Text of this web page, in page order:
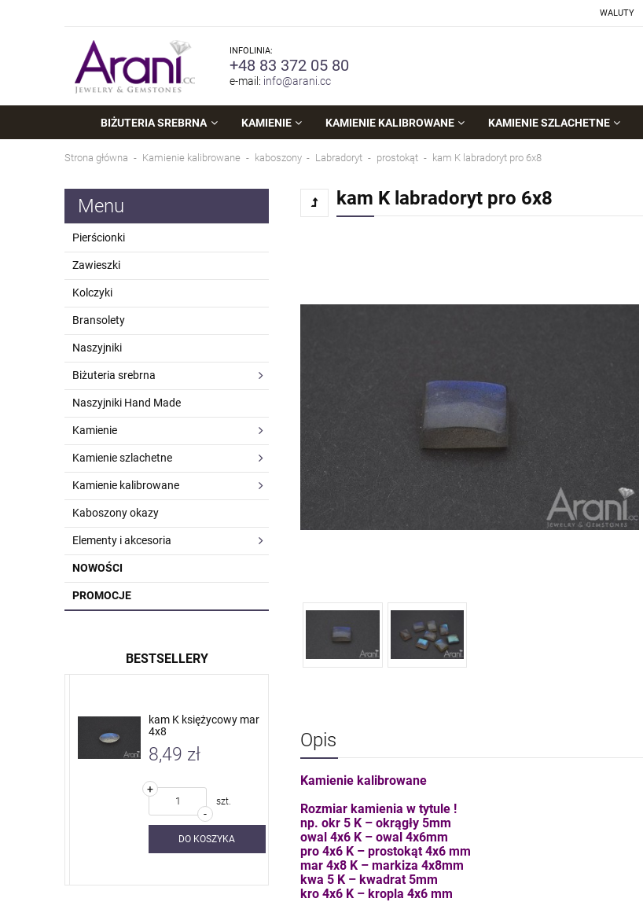
WALUTY
INFOLINIA:
+48 83 372 05 80
e-mail: info@arani.cc
BIŻUTERIA SREBRNA KAMIENIE KAMIENIE KALIBROWANE KAMIENIE SZLACHETNE
Strona główna Kamienie kalibrowane kaboszony Labradoryt prostokąt kam K labradoryt pro 6x8
Menu
Pierścionki
Zawieszki
Kolczyki
Bransolety
Naszyjniki
Biżuteria srebrna
Naszyjniki Hand Made
Kamienie
Kamienie szlachetne
Kamienie kalibrowane
Kaboszony okazy
Elementy i akcesoria
NOWOŚCI
PROMOCJE
BESTSELLERY
kam K księżycowy mar
4x8
8,49 zł
+
szt.
DO KOSZYKA
4,71 zł
-
+
DO KOSZYKA
7,11 zł
kam K labradoryt pro 6x8
Opis
Kamienie kalibrowane
Rozmiar kamienia w tytule !
np. okr 5 K – okrągły 5mm
owal 4x6 K – owal 4x6mm
pro 4x6 K – prostokąt 4x6 mm
mar 4x8 K – markiza 4x8mm
kwa 5 K – kwadrat 5mm
kro 4x6 K – kropla 4x6 mm